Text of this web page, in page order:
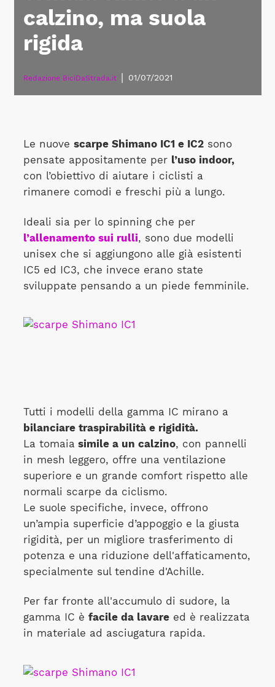
calzino, ma suola
rigida
Redazione BiciDaStrada.it 01/07/2021
Le nuove scarpe Shimano IC1 e IC2sono
pensate appositamente per l’uso indoor,
con l’obiettivo di aiutare i ciclisti a
rimanere comodi e freschi più a lungo.
Ideali sia per lo spinning che per
l’allenamento sui rulli, sono due modelli
unisex che si aggiungono alle già esistenti
IC5 ed IC3, che invece erano state
sviluppate pensando a un piede femminile.
Tutti i modelli della gamma IC mirano a
bilanciare traspirabilità e rigidità.
La tomaia simile a un calzino, con pannelli
in mesh leggero, offre una ventilazione
superiore e un grande comfort rispetto alle
normali scarpe da ciclismo.
Le suole specifiche, invece, offrono
un’ampia superficie d’appoggio e la giusta
rigidità, per un migliore trasferimento di
potenza e una riduzione dell'affaticamento,
specialmente sul tendine d'Achille.
Per far fronte all'accumulo di sudore, la
gamma IC è facile da lavareed è realizzata
in materiale ad asciugatura rapida.